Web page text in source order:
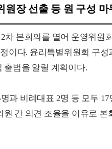
장 선출 등 원 구성 마
본회의를 열어 운영위원
이다. 윤리특별위원회 구
출범을 알릴 계획이다.
과 비례대표 2명 등 모두
간 의견 조율을 이유로